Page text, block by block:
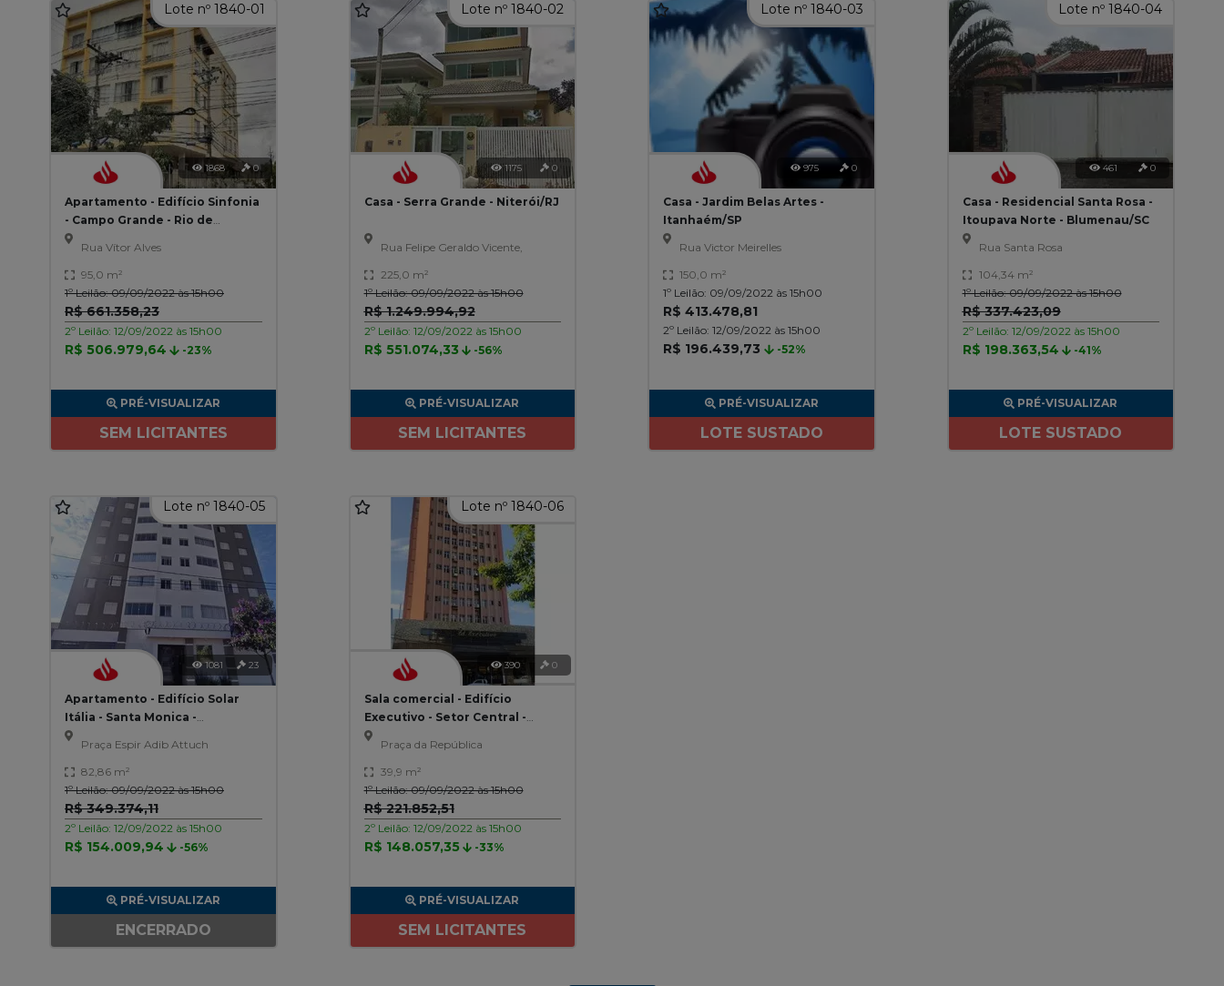
Lote nº 1840-01
1868 0
Apartamento - Edifício Sinfonia
- Campo Grande - Rio de
Janeiro/RJ
Rua Vítor Alves
95,0 m²
1º Leilão: 09/09/2022 às 15h00
R$ 661.358,23
2º Leilão: 12/09/2022 às 15h00
R$ 506.979,64 -23%
PRÉ-VISUALIZAR
SEM LICITANTES
Lote nº 1840-02
1175 0
Casa - Serra Grande - Niterói/RJ
Rua Felipe Geraldo Vicente,
225,0 m²
1º Leilão: 09/09/2022 às 15h00
R$ 1.249.994,92
2º Leilão: 12/09/2022 às 15h00
R$ 551.074,33 -56%
PRÉ-VISUALIZAR
SEM LICITANTES
Lote nº 1840-03
975 0
Casa - Jardim Belas Artes -
Itanhaém/SP
Rua Victor Meirelles
150,0 m²
1º Leilão: 09/09/2022 às 15h00
R$ 413.478,81
2º Leilão: 12/09/2022 às 15h00
R$ 196.439,73 -52%
PRÉ-VISUALIZAR
LOTE SUSTADO
Lote nº 1840-04
461 0
Casa - Residencial Santa Rosa -
Itoupava Norte - Blumenau/SC
Rua Santa Rosa
104,34 m²
1º Leilão: 09/09/2022 às 15h00
R$ 337.423,09
2º Leilão: 12/09/2022 às 15h00
R$ 198.363,54 -41%
PRÉ-VISUALIZAR
LOTE SUSTADO
Lote nº 1840-05
1081 23
Apartamento - Edifício Solar
Itália - Santa Monica -
Uberlândia/MG
Praça Espir Adib Attuch
82,86 m²
1º Leilão: 09/09/2022 às 15h00
R$ 349.374,11
2º Leilão: 12/09/2022 às 15h00
R$ 154.009,94 -56%
PRÉ-VISUALIZAR
ENCERRADO
Lote nº 1840-06
390 0
Sala comercial - Edifício
Executivo - Setor Central -
Itumbiara/GO
Praça da República
39,9 m²
1º Leilão: 09/09/2022 às 15h00
R$ 221.852,51
2º Leilão: 12/09/2022 às 15h00
R$ 148.057,35 -33%
PRÉ-VISUALIZAR
SEM LICITANTES